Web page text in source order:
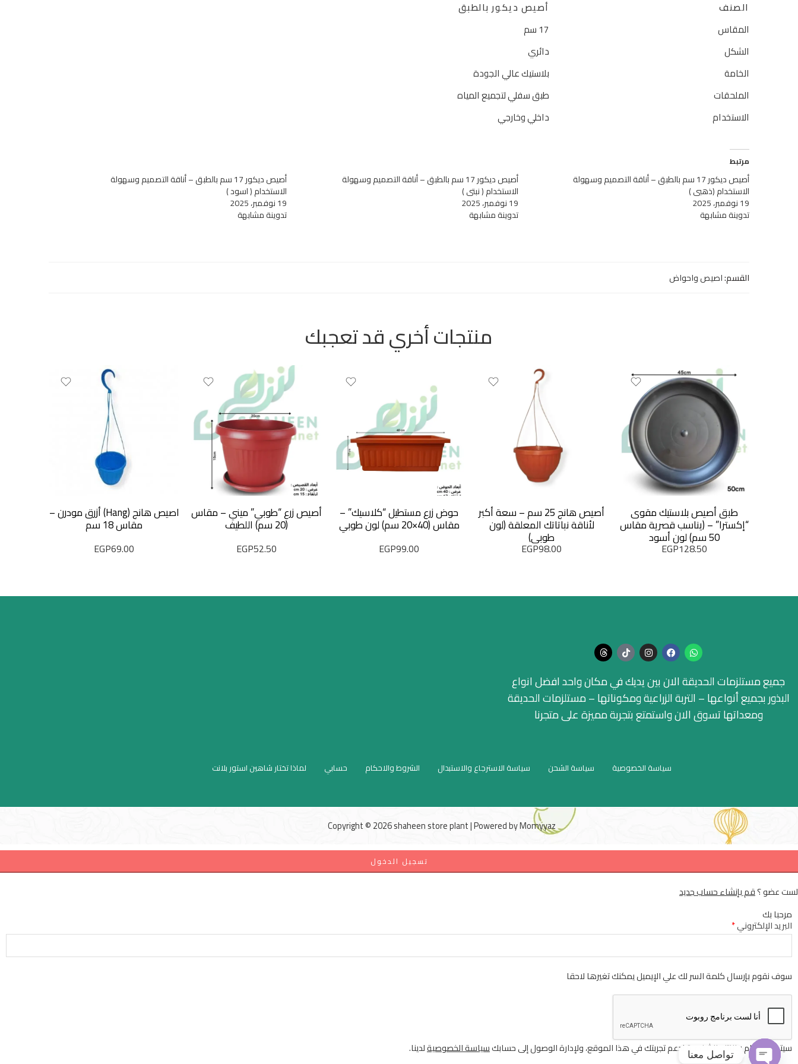
الصنف
أصيص ديكور بالطبق
المقاس
17 سم
الشكل
دائري
الخامة
بلاستيك عالي الجودة
الملحقات
طبق سفلي لتجميع المياه
الاستخدام
داخلي وخارجي
مرتبط
أصيص ديكور 17 سم بالطبق – أناقة التصميم وسهولة
الاستخدام (ذهبي )
19 نوفمبر، 2025
تدوينة مشابهة
أصيص ديكور 17 سم بالطبق – أناقة التصميم وسهولة
الاستخدام ( نبتي )
19 نوفمبر، 2025
تدوينة مشابهة
أصيص ديكور 17 سم بالطبق – أناقة التصميم وسهولة
الاستخدام ( اسود )
19 نوفمبر، 2025
تدوينة مشابهة
القسم:اصيص واحواض
منتجات أخري قد تعجبك
طبق أصيص بلاستيك مقوى
“إكسترا” – (يناسب قصرية مقاس
50 سم) لون أسود
EGP128.50
أصيص هانج 25 سم – سعة أكبر
لأناقة نباتاتك المعلقة (لون
طوبي)
EGP98.00
حوض زرع مستطيل “كلاسيك” –
مقاس (40×20 سم) لون طوبي
EGP99.00
أصيص زرع “طوبي” ميني – مقاس
(20 سم) اللطيف
EGP52.50
اصيص هانج (Hang) أزرق مودرن –
مقاس 18 سم
EGP69.00
جميع مستلزمات الحديقة الان بين يديك في مكان واحد افضل انواع
البذور بجميع أنواعها – التربة الزراعية ومكوناتها – مستلزمات الحديقة
ومعداتها تسوق الان واستمتع بتجربة مميزة على متجرنا
سياسة الخصوصية سياسة الشحن سياسة الاسترجاع والاستبدال الشروط والاحكام حسابي لماذا تختار شاهين استور بلانت
Copyright © 2026 shaheen store plant | Powered byMomyyaz
تسجيل الدخول
لست عضو ؟قم بإنشاء حساب جديد
مرحبا بك
البريد الإلكتروني*
سوف نقوم بإرسال كلمة السر لك علي الإيميل يمكنك تغيرها لاحقا
سيتم استخدام بياناتك الشخصية لدعم تجربتك في هذا الموقع، ولإدارة الوصول إلى حسابكسياسة الخصوصيةلدينا. تواصل معنا